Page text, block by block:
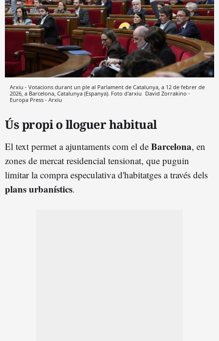
Arxiu - Votacions durant un ple al Parlament de Catalunya, a 12 de febrer de
2026, a Barcelona, Catalunya (Espanya). Foto d'arxiu David Zorrakino -
Europa Press - Arxiu
Ús propi o lloguer habitual
El text permet a ajuntaments com el de Barcelona, en
zones de mercat residencial tensionat, que puguin
limitar la compra especulativa d'habitatges a través dels
plans urbanístics.